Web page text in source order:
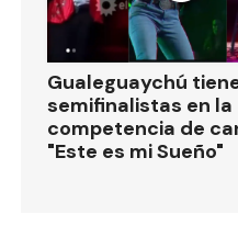
Gualeguaychú
semifinalistas en la
competencia de
"Este es mi Sueño"